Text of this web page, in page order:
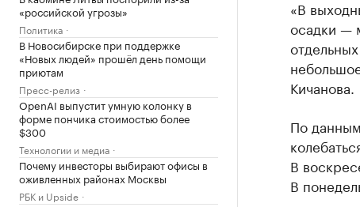
«российской угрозы»
Политика
В Новосибирске при поддержке
«Новых людей» прошёл день помощи
приютам
Пресс-релиз
OpenAI выпустит умную колонку в
форме пончика стоимостью более
$300
Технологии и медиа
Почему инвесторы выбирают офисы в
оживленных районах Москвы
РБК и Upside
«В
осадки —
Кичанова.
По
В
В